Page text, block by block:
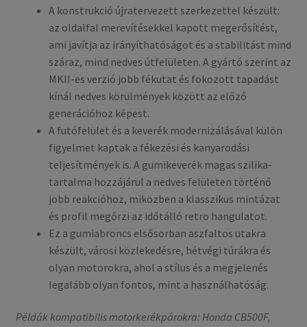
A konstrukció újratervezett szerkezettel készült:
az oldalfal merevítésekkel kapott megerősítést,
ami javítja az irányíthatóságot és a stabilitást mind
száraz, mind nedves útfelületen. A gyártó szerint az
MKII-es verzió jobb fékutat és fokozott tapadást
kínál nedves körülmények között az előző
generációhoz képest.
A futófelület és a keverék modernizálásával külön
figyelmet kaptak a fékezési és kanyarodási
teljesítmények is. A gumikeverék magas szilika-
tartalma hozzájárul a nedves felületen történő
jobb reakcióhoz, miközben a klasszikus mintázat
és profil megőrzi az időtálló retro hangulatot.
Ez a gumiabroncs elsősorban aszfaltos utakra
készült, városi közlekedésre, hétvégi túrákra és
olyan motorokra, ahol a stílus és a megjelenés
legalább olyan fontos, mint a használhatóság.
Példák kompatibilis motorkerékpárokra: Honda CB500F,